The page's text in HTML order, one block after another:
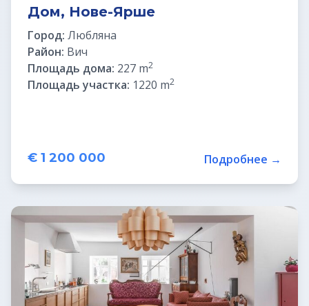
Дом, Нове-Ярше
Город: Любляна
Район: Вич
Площадь дома: 227 m2
Площадь участка: 1220 m2
€ 1 200 000 Подробнее →